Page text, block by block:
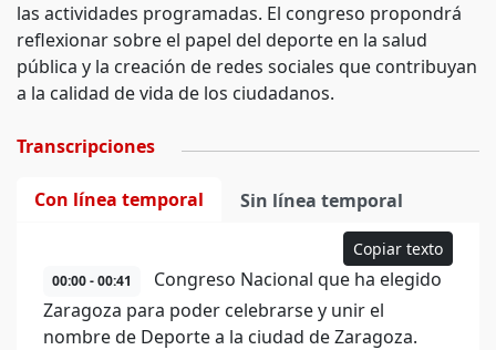
las actividades programadas. El congreso propondrá
reflexionar sobre el papel del deporte en la salud
pública y la creación de redes sociales que contribuyan
a la calidad de vida de los ciudadanos.
Transcripciones
Con línea temporal Sin línea temporal
Copiar texto
00:00 - 00:41
Congreso Nacional que ha elegido
Zaragoza para poder celebrarse y unir el
nombre de Deporte a la ciudad de Zaragoza.